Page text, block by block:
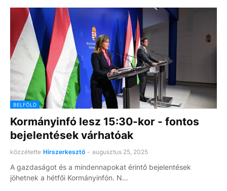
BELFÖLD
Kormányinfó lesz 15:30-kor - fontos
bejelentések várhatóak
közzétette Hírszerkesztő - augusztus 25, 2025
A gazdaságot és a mindennapokat érintő bejelentések
jöhetnek a hétfői Kormányinfón. N…